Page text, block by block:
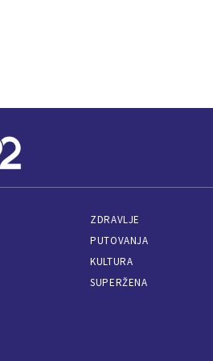
ZDRAVLJE
PUTOVANJA
KULTURA
SUPERŽENA